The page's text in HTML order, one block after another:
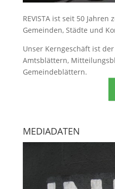
REVISTA ist seit 50
Gemeinden, Städte und
Unser Kerngeschäft ist der
Amtsblättern,
Gemeindeblättern.
MEDIADATEN